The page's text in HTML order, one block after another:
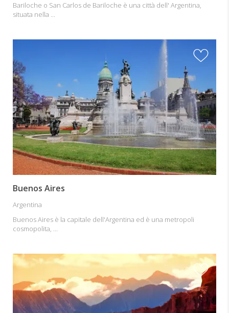
Bariloche o San Carlos de Bariloche è una città dell' Argentina,
situata nella ...
Buenos Aires
Argentina
Buenos Aires è la capitale dell'Argentina ed è una metropoli
cosmopolita, ...